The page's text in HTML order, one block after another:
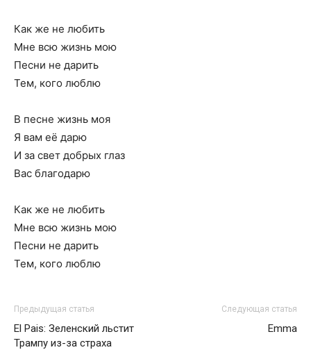
Как же не любить
Мне всю жизнь мою
Песни не дарить
Тем, кого люблю
В песне жизнь моя
Я вам её дарю
И за свет добрых глаз
Вас благодарю
Как же не любить
Мне всю жизнь мою
Песни не дарить
Тем, кого люблю
Предыдущая статья
El Раis: Зеленский льстит
Трампу из-за страха
Следующая статья
Emma